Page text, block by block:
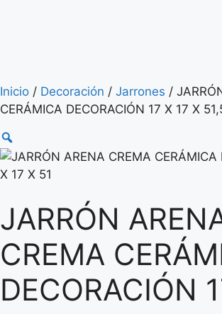
Inicio / Decoración / Jarrones /
CERÁMICA DECORACIÓN 17 X 17 X
JARRÓN
CREMA
DECORACIÓN